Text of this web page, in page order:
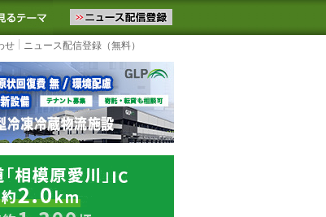
お届けします。物流ニュースメール配信を登録す
入りに追加 よく見るテーマ
せ ニュース配信登録（無料）